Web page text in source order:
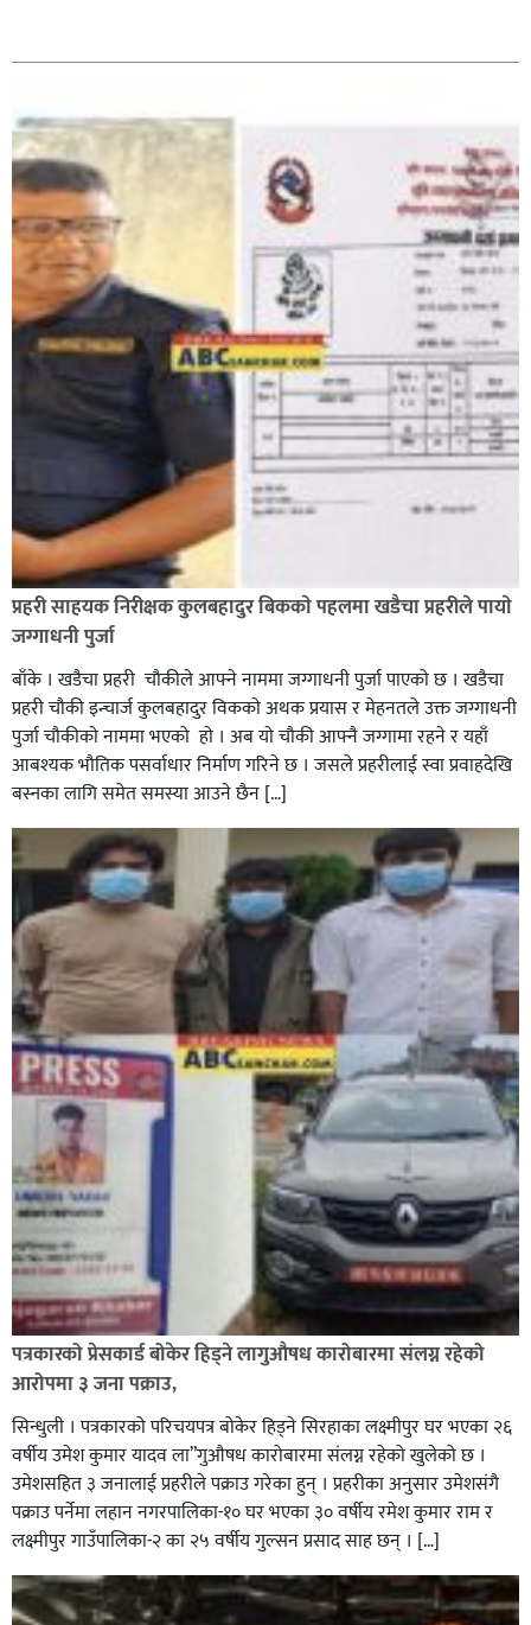
भिक्षा मागेर कारमा घुम्ने बाबाहरूलाई दाङ प्रहरीले पक्राउ,भारत
फर्कने सर्तमा रिहा,
रौतहटमा १२ हजार लिटर पेट्रोल बोकेको ट्यांकर दुर्घटनापछि
आगलागी सडक अबरुद्ध,
घोराहीको समृद्धिका लागि वडा–वडामा विशेष अभियान सञ्चालन
हुने,
प्रहरी साहयक निरीक्षक कुलबहादुर बिककाे पहलमा खडैचा प्रहरीले पायाे
जग्गाधनी पुर्जा
बाँके । खडैचा प्रहरी चाैकीले आफ्ने नाममा जग्गाधनी पुर्जा पाएकाे छ । खडैचा
प्रहरी चाैकी इन्चार्ज कुलबहादुर विककाे अथक प्रयास र मेहनतले उक्त जग्गाधनी
पुर्जा चाैकीकाे नाममा भएको हाे । अब याे चाैकी आफ्नै जग्गामा रहने र यहाँ
आबश्यक भाैतिक पसर्वाधार निर्माण गरिने छ । जसले प्रहरीलाई स्वा प्रवाहदेखि
बस्नका लागि समेत समस्या आउने छैन […]
पत्रकारको प्रेसकार्ड बोकेर हिड्ने लागुऔषध कारोबारमा संलग्न रहेको
आरोपमा ३ जना पक्राउ,
सिन्धुली । पत्रकारको परिचयपत्र बोकेर हिड्ने सिरहाका लक्ष्मीपुर घर भएका २६
वर्षीय उमेश कुमार यादव ला”गुऔषध कारोबारमा संलग्न रहेको खुलेको छ ।
उमेशसहित ३ जनालाई प्रहरीले पक्राउ गरेका हुन् । प्रहरीका अनुसार उमेशसंगै
पक्राउ पर्नेमा लहान नगरपालिका-१० घर भएका ३० वर्षीय रमेश कुमार राम र
लक्ष्मीपुर गाउँपालिका-२ का २५ वर्षीय गुल्सन प्रसाद साह छन् । […]